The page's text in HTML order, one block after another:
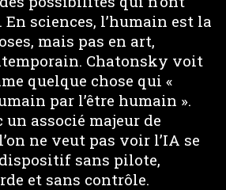
En sciences, l’humain est la
mais pas en art,
Chatonsky voit
quelque chose qui «
par l’être humain ».
un associé majeur de
ne veut pas voir l’IA se
sans pilote,
et sans contrôle.